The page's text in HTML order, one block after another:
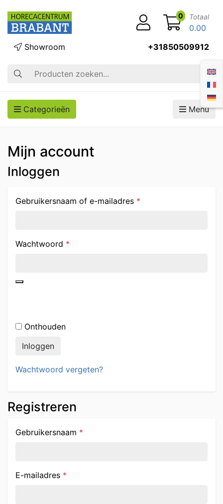
Zoek op
Showroom +31850509912
0 Totaal
0.00
Categorieën Menu
Mijn account
Inloggen
Gebruikersnaam of e-mailadres *
Wachtwoord *
Onthouden
Inloggen
Wachtwoord vergeten?
Registreren
Gebruikersnaam *
E-mailadres *